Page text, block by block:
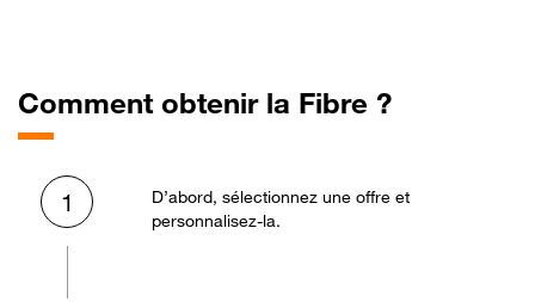
Comment obtenir la Fibre ?
1
D’abord, sélectionnez une offre et
personnalisez-la.